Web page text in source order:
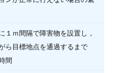
１ｍ間隔で障害物を設置し，
ら目標地点を通過するまで
間